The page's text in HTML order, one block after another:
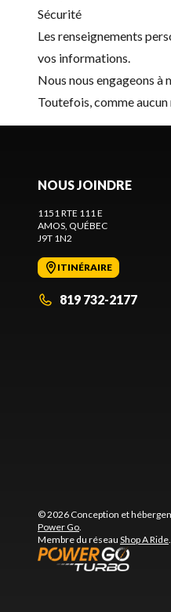
Sécurité
Les renseignements
vos informations.
Nous nous engageons
Toutefois, comme
NOUS JOINDRE
1151 RTE 111 E
AMOS, QUÉBEC
J9T 1N2
ITINÉRAIRE
819 732-2177
© 2026 Conception et
Power Go.
Membre du réseau Shop A Ride.